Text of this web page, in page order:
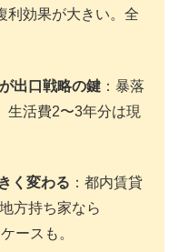
利効果が大きい。全
出口戦略の鍵 ：暴落
生活費2〜3年分は現
く変わる ：都内賃貸
方持ち家なら
ースも。